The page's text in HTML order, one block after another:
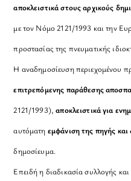
αποκλειστικά στους αρχικούς
με τον Νόμο 2121/1993 και την
προστασίας της πνευματικής
Η αναδημοσίευση περιεχομένου
επιτρεπόμενης παράθεσης
2121/1993), αποκλειστικά για
αυτόματη εμφάνιση της πηγής
δημοσίευμα.
Επειδή η διαδικασία συλλογής